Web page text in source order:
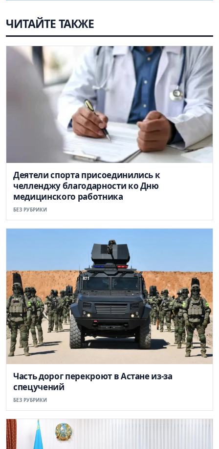
ЧИТАЙТЕ ТАКЖЕ
Деятели спорта присоединились к
челленджу благодарности ко Дню
медицинского работника
БЕЗ РУБРИКИ
Часть дорог перекроют в Астане из-за
спецучений
БЕЗ РУБРИКИ